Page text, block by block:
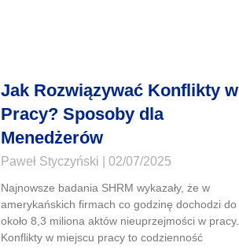
Jak Rozwiązywać Konflikty w
Pracy? Sposoby dla
Menedżerów
Paweł Styczyński 02/07/2025
Najnowsze badania SHRM wykazały, że w
amerykańskich firmach co godzinę dochodzi do
około 8,3 miliona aktów nieuprzejmości w pracy.
Konflikty w miejscu pracy to codzienność